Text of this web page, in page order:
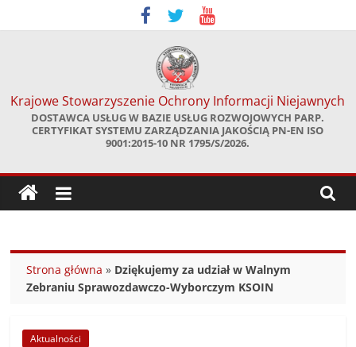
to
Krajowe Stowarzyszenie Ochrony Informacji Niejawnych
DOSTAWCA USŁUG W BAZIE USŁUG ROZWOJOWYCH PARP.
CERTYFIKAT SYSTEMU ZARZĄDZANIA JAKOŚCIĄ PN-EN ISO
9001:2015-10 NR 1795/S/2026.
Strona główna » Dziękujemy za udział w Walnym
Zebraniu Sprawozdawczo-Wyborczym KSOIN
Aktualności